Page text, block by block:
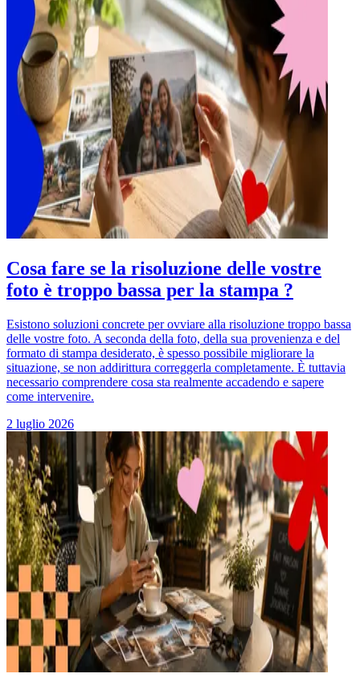
Cosa fare se la risoluzione delle vostre
foto è troppo bassa per la stampa ?
Esistono soluzioni concrete per ovviare alla risoluzione troppo bassa
delle vostre foto. A seconda della foto, della sua provenienza e del
formato di stampa desiderato, è spesso possibile migliorare la
situazione, se non addirittura correggerla completamente. È tuttavia
necessario comprendere cosa sta realmente accadendo e sapere
come intervenire.
2 luglio 2026